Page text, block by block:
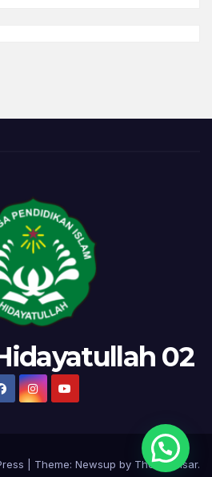
02
Theme: Newsup by Themeansar.